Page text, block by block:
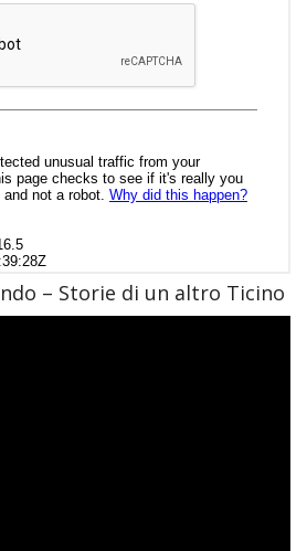
– Storie di un altro Ticino